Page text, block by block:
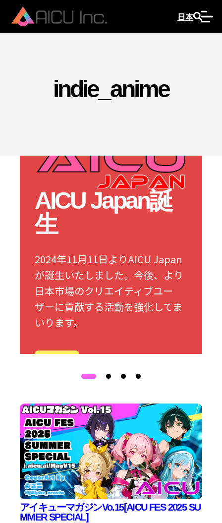
日本
indie_anime
AICU Japan誕
生
2024年11月11日よりAICU Japan
が誕生いたしました。今後、より
日本市場のクリエイティブユー
ザーに貢献する活動を強化してま
いります。
アイキューマガジンVo.15[AICU FES 2025 SU
MMER SPECIAL]